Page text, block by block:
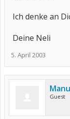
Ich denke an
Deine Neli
5. April 2003
Guest